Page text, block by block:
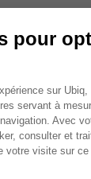
postes • 80,7
11 160 €
postes • 79,5
300 €
pour
sur
servant à
Avec
consulter et
votre visite sur